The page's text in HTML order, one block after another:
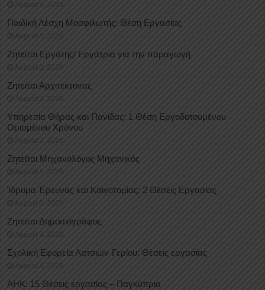
August 3, 2026
Παιδική Λέσχη Μοσφιλωτής: Θέση Εργασίας
August 3, 2026
Ζητείται Εργάτης/ Εργάτρια για την παραγωγή
August 3, 2026
Ζητείται Αρχιτέκτονας
August 3, 2026
Υπηρεσία Θήρας και Πανίδας: 1 Θέση Eργοδοτουμένου
Oρισμένου Xρόνου
August 3, 2026
Ζητείται Μηχανολόγος Μηχανικός
August 3, 2026
Ίδρυμα Έρευνας και Καινοτομίας: 2 Θέσεις Εργασίας
August 3, 2026
Ζητείται Δημοσιογράφος
August 3, 2026
Σχολική Εφορεία Λατσιών-Γερίου: Θέσεις εργασίας
August 3, 2026
ΑΗΚ: 15 Θέσεις εργασίας – Παγκύπρια